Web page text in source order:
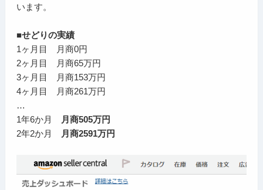
います。
■せどりの実績
1ヶ月目 月商0円
2ヶ月目 月商65万円
3ヶ月目 月商153万円
4ヶ月目 月商261万円
…
1年6か月
月商505万円
2年2か月
月商2591万円